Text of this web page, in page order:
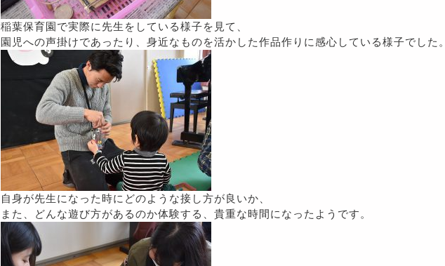
稲葉保育園で実際に先生をしている様子を見て、
園児への声掛けであったり、身近なものを活かした作品作りに感心している様子でした。
自身が先生になった時にどのような接し方が良いか、
また、どんな遊び方があるのか体験する、貴重な時間になったようです。